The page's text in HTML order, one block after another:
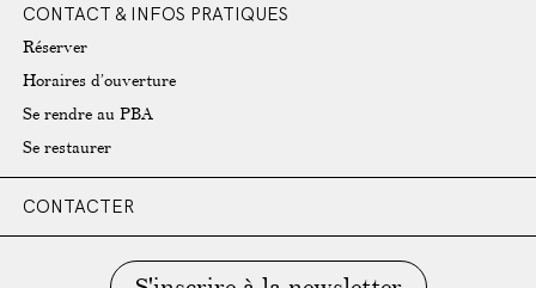
CONTACT & INFOS PRATIQUES
Réserver
Horaires d’ouverture
Se rendre au PBA
Se restaurer
CONTACTER